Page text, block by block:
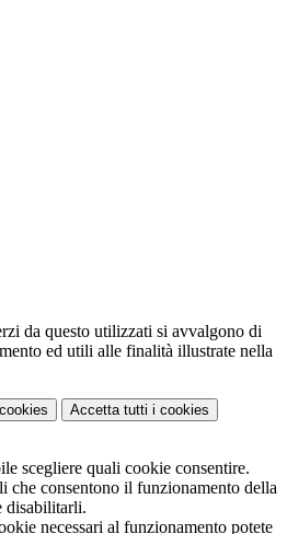
da questo utilizzati si avvalgono di
ed utili alle finalità illustrate nella
Accetta tutti i cookies
scegliere quali cookie consentire.
che consentono il funzionamento della
disabilitarli.
necessari al funzionamento potete